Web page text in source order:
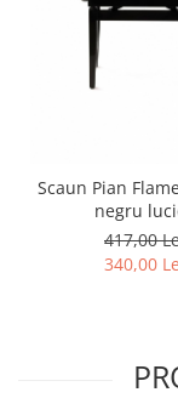
Scaun Pian
negru
417,00
340,00